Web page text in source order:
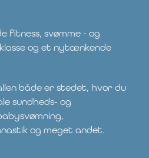
fitness, svømme - og
og et nytænkende
både er stedet, hvor du
sundheds- og
og meget andet.